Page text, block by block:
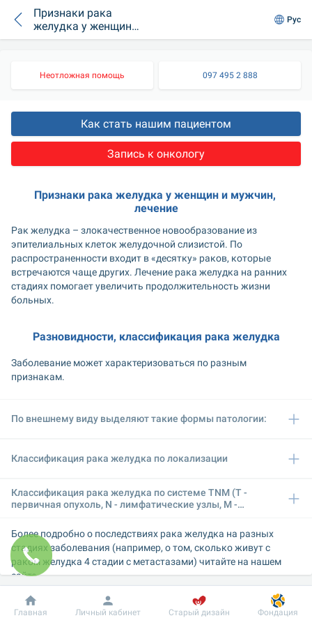
Признаки рака
желудка у женщин
и мужчин, лечение
Рус
Неотложная помощь 097 495 2 888
Как стать нашим пациентом
Запись к онкологу
Признаки рака желудка у женщин и мужчин,
лечение
Рак желудка – злокачественное новообразование из
эпителиальных клеток желудочной слизистой. По
распространенности входит в «десятку» раков, которые
встречаются чаще других. Лечение рака желудка на ранних
стадиях помогает увеличить продолжительность жизни
больных.
Разновидности, классификация рака желудка
Заболевание может характеризоваться по разным
признакам.
По внешнему виду выделяют такие формы патологии:
Классификация рака желудка по локализации
Классификация рака желудка по системе TNM (T -
первичная опухоль, N - лимфатические узлы, М -
Более подробно о последствиях рака желудка на разных
стадиях заболевания (например, о том, сколько живут с
раком желудка 4 стадии с метастазами) читайте на нашем
сайте.
Причины болезни
Добробут Информация Пациенту
Главная Личный кабинет Старый дизайн Фондация